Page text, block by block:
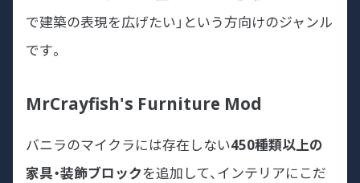
で建築の表現を広げたい」という方向けのジャンル
です。
MrCrayfish's Furniture Mod
バニラのマイクラには存在しない450種類以上の
家具・装飾ブロックを追加して、インテリアにこだ